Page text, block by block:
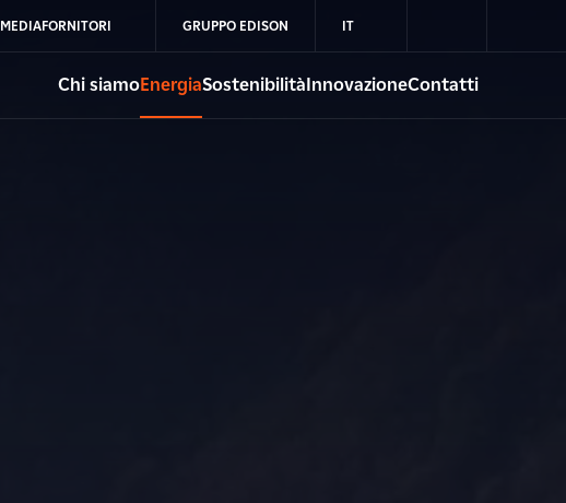
MEDIAFORNITORI GRUPPO EDISON IT
Chi siamoEnergiaSostenibilitàInnovazioneContatti